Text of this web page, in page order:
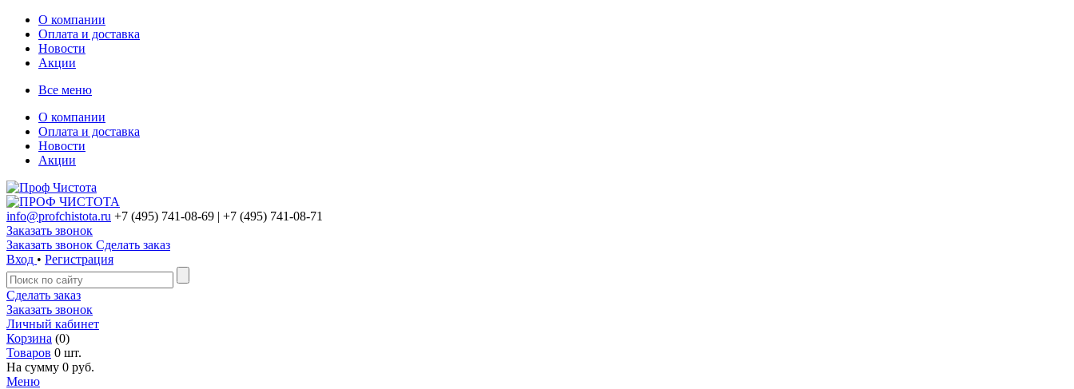
О компании
Оплата и доставка
Новости
Акции
Все меню
О компании
Оплата и доставка
Новости
Акции
info@profchistota.ru +7 (495) 741-08-69 | +7 (495) 741-08-71
Заказать звонок
Заказать звонок Сделать заказ
Вход • Регистрация
Сделать заказ
Заказать звонок
Личный кабинет
Корзина (0)
Товаров 0 шт.
На сумму 0 руб.
Меню